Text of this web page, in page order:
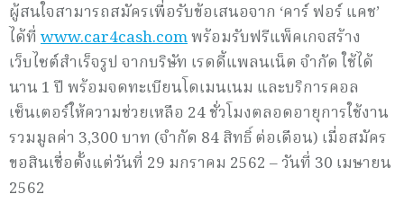
ผู้สนใจสามารถสมัครเพื่อรับข้อเสนอจาก ‘คาร์ ฟอร์ แคช’
ได้ที่ www.car4cash.comพร้อมรับฟรีแพ็คเกจสร้าง
เว็บไซต์สำเร็จรูป จากบริษัท เรดดี้แพลนเน็ต จำกัด ใช้ได้
นาน 1 ปี พร้อมจดทะเบียนโดเมนเนม และบริการคอล
เซ็นเตอร์ให้ความช่วยเหลือ 24 ชั่วโมงตลอดอายุการใช้งาน
รวมมูลค่า 3,300 บาท (จำกัด 84 สิทธิ์ ต่อเดือน) เมื่อสมัคร
ขอสินเชื่อตั้งแต่วันที่ 29 มกราคม 2562 – วันที่ 30 เมษายน
2562